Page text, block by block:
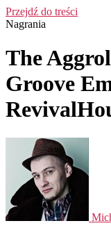
Przejdź do treści
Nagrania
The
Groove